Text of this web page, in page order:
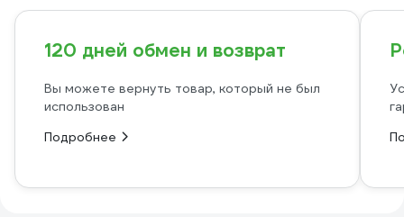
120 дней обмен и возврат
Вы можете вернуть товар, который не был
использован
Подробнее